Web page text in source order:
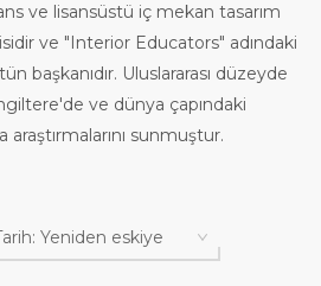
ve lisansüstü iç mekan tasarım
ve "Interior Educators" adındaki
başkanıdır. Uluslararası düzeyde
ve dünya çapındaki
araştırmalarını sunmuştur.